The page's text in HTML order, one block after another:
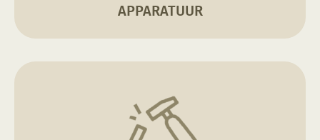
APPARATUUR